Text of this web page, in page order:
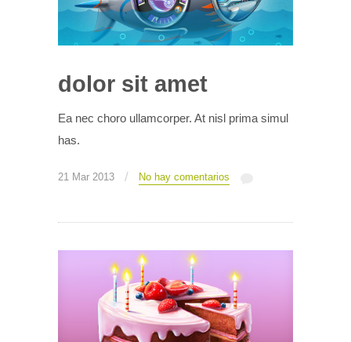
dolor sit amet
Ea nec choro ullamcorper. At nisl prima simul
has.
21 Mar 2013 / No hay comentarios